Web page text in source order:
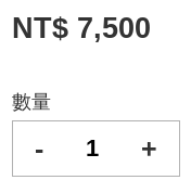
NT$ 7,500
數量
- +